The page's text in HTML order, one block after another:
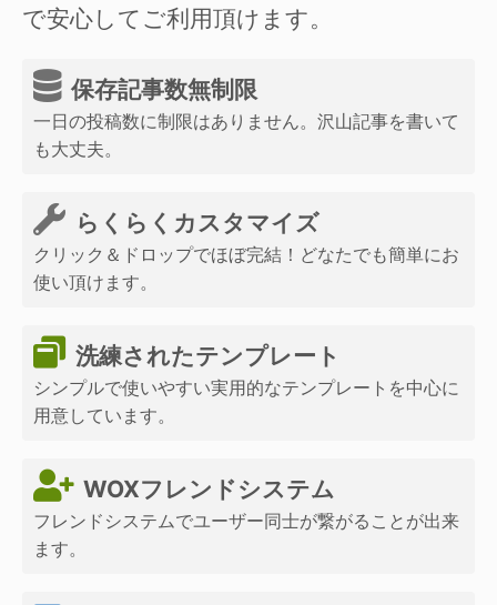
で安心してご利用頂けます。
保存記事数無制限
一日の投稿数に制限はありません。沢山記事を書いて
も大丈夫。
らくらくカスタマイズ
クリック＆ドロップでほぼ完結！どなたでも簡単にお
使い頂けます。
洗練されたテンプレート
シンプルで使いやすい実用的なテンプレートを中心に
用意しています。
WOXフレンドシステム
フレンドシステムでユーザー同士が繋がることが出来
ます。